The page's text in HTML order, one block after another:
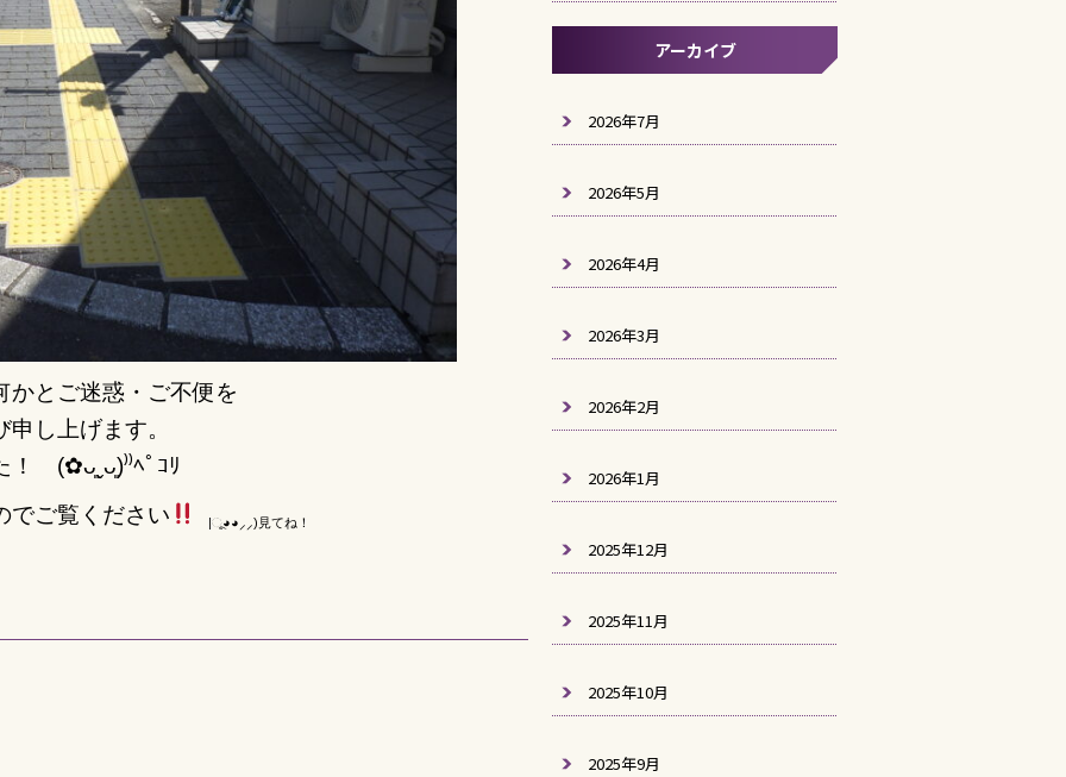
かと ご迷惑・ご不便を
し上げます。
！ (✿ᴗ͈ˬᴗ͈)⁾⁾ﾍﾟｺﾘ
でご覧ください
|ૂ◕◕⸝⸝)見てね！
アーカイブ
2026年7月
2026年5月
2026年4月
2026年3月
2026年2月
2026年1月
2025年12月
2025年11月
2025年10月
2025年9月